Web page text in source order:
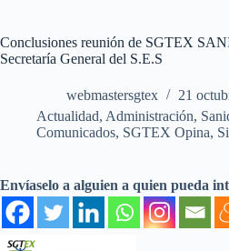
Conclusiones reunión de SGTEX
Secretaría General del S.E.S
webmastersgtex
21
Actualidad, Administración,
Comunicados, SGTEX Opina,
Envíaselo a alguien a quien pueda